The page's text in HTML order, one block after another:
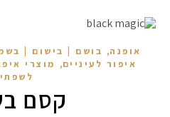
אופנה, בושם | בישום |
איפור לעיניים, מוצרי
קסם